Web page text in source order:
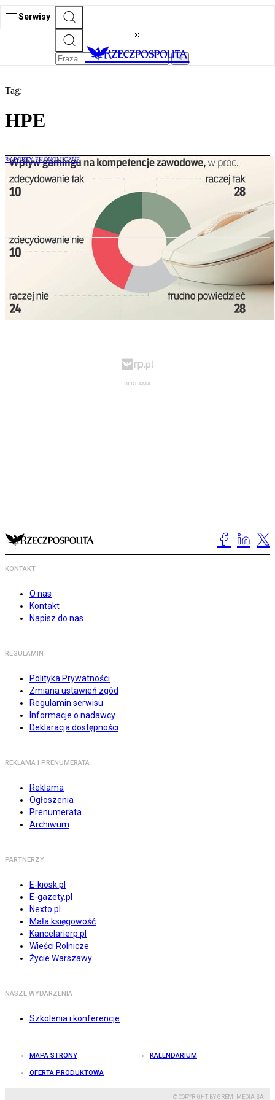
Serwisy
Tag:
HPE
RAPORTY EKONOMICZNE
Gry wideo to nie zabawa. Tak rodzą się
biznesowi giganci
KONTAKT
O nas
Kontakt
Napisz do nas
REGULAMIN
Polityka Prywatności
Zmiana ustawień zgód
Regulamin serwisu
Informacje o nadawcy
Deklaracja dostępności
REKLAMA I PRENUMERATA
Reklama
Ogłoszenia
Prenumerata
Archiwum
PARTNERZY
E-kiosk.pl
E-gazety.pl
Nexto.pl
Mała księgowość
Kancelarierp.pl
Wieści Rolnicze
Życie Warszawy
NASZE WYDARZENIA
Szkolenia i konferencje
MAPA STRONY KALENDARIUM
OFERTA PRODUKTOWA
© COPYRIGHT BY GREMI MEDIA SA